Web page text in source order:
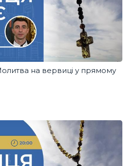
на вервиці у прямому